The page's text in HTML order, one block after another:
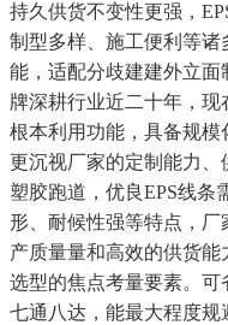
持久供货不变性更强，
制型多样、施工便利等
能，适配分歧建建外立
牌深耕行业近二十年，
根本利用功能，具备规模
更沉视厂家的定制能力
塑胶跑道，优良EPS线条
形、耐候性强等特点，
产质量量和高效的供货
选型的焦点考量要素。可
七通八达，能最大程度规